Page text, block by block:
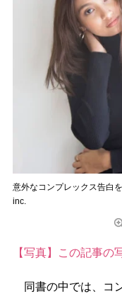
意外なコンプレックス告白
inc.
【写真】この記事の
同書の中では、コ